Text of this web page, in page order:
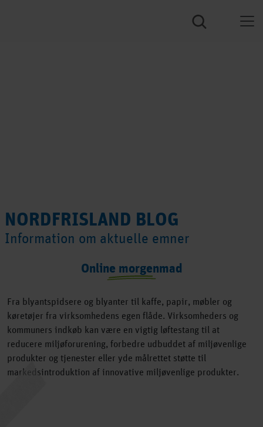
NORDFRISLAND BLOG
Information om aktuelle emner
Online morgenmad
Fra blyantspidsere og blyanter til kaffe, papir, møbler og
køretøjer fra virksomhedens egen flåde. Virksomheders og
kommuners indkøb kan være en vigtig løftestang til at
reducere miljøforurening, forbedre udbuddet af miljøvenlige
produkter og tjenester eller yde målrettet støtte til
markedsintroduktion af innovative miljøvenlige produkter.